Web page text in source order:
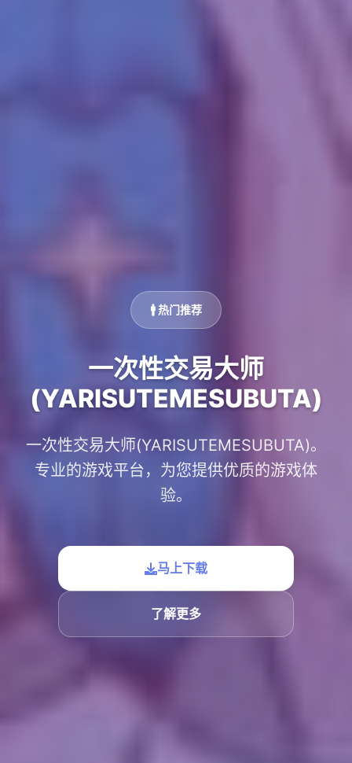
🚹 热门推荐
一次性交易大师
(YARISUTEMESUBUTA)
一次性交易大师(YARISUTEMESUBUTA)。
专业的游戏平台，为您提供优质的游戏体
验。
马上下载
了解更多